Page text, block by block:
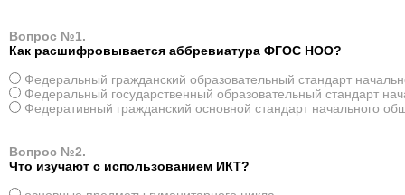
Вопрос №1.
Как расшифровывается аббревиатура ФГОС НОО?
Федеральный гражданский образовательный стандарт
Федеральный государственный образовательный стандарт
Федеративный гражданский основной стандарт начального
Вопрос №2.
Что изучают с использованием ИКТ?